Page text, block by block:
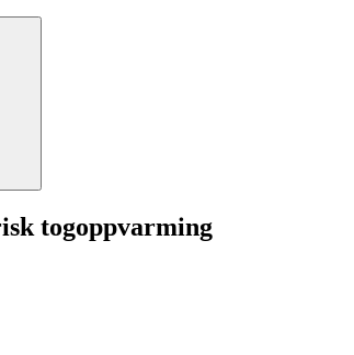
togoppvarming